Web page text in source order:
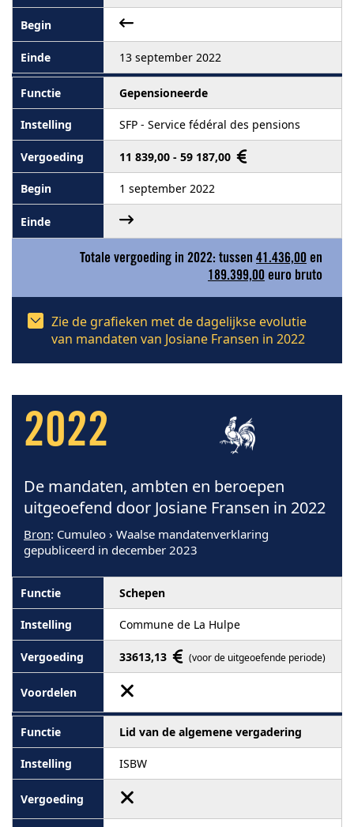
13 september 2022
Gepensioneerde
SFP - Service fédéral des pensions
11 839,00 - 59 187,00
1 september 2022
Totale vergoeding in 2022: tussen 41.436,00 en
189.399,00 euro bruto
Zie de grafieken met de dagelijkse evolutie
van mandaten van Josiane Fransen in 2022
2022
De mandaten, ambten en beroepen
uitgeoefend door Josiane Fransen in 2022
Bron: Cumuleo › Waalse mandatenverklaring
gepubliceerd in december 2023
Schepen
Commune de La Hulpe
33613,13 (voor de uitgeoefende periode)
Lid van de algemene vergadering
ISBW